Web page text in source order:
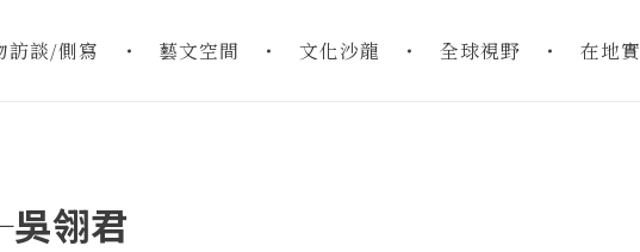
訪談/側寫 藝文空間 文化沙龍 全球視野 在地
翎君